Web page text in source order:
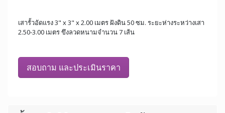
เสารั้วอัดแรง 3" x 3" x 2.00 เมตร ฝังดิน 50 ซม. ระยะห่างระหว่างเสา
2.50-3.00 เมตร ขึงลวดหนามจำนวน 7 เส้น
สอบถาม และประเมินราคา